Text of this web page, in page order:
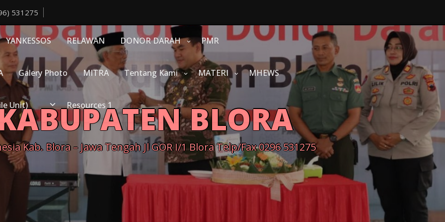
531275
YANKESSOS RELAWAN DONOR DARAH PMR
Galery Photo MITRA Tentang Kami MATERI MHEWS
Unit) Resources 1 BLORA
Kab. Blora – Jawa Tengah Jl GOR I/1 Blora Telp/Fax 0296 531275